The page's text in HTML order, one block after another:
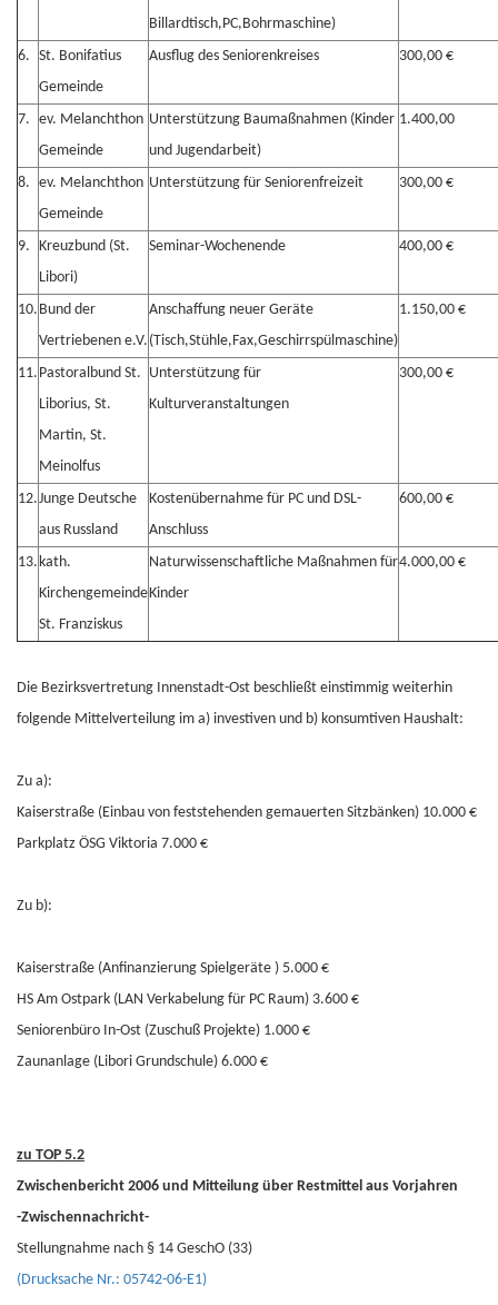
Billardtisch,PC,Bohrmaschine)
6. St. Bonifatius
Gemeinde
Ausflug des Seniorenkreises 300,00 €
7. ev. Melanchthon
Gemeinde
Unterstützung Baumaßnahmen (Kinder
und Jugendarbeit)
1.400,00
8. ev. Melanchthon
Gemeinde
Unterstützung für Seniorenfreizeit 300,00 €
9. Kreuzbund (St.
Libori)
Seminar-Wochenende 400,00 €
10. Bund der
Vertriebenen e.V.
Anschaffung neuer Geräte
(Tisch,Stühle,Fax,Geschirrspülmaschine)
1.150,00 €
11. Pastoralbund St.
Liborius, St.
Martin, St.
Meinolfus
Unterstützung für
Kulturveranstaltungen
300,00 €
12.Junge Deutsche
aus Russland
Kostenübernahme für PC und DSL-
Anschluss
600,00 €
13.kath.
Kirchengemeinde
St. Franziskus
Naturwissenschaftliche Maßnahmen für
Kinder
4.000,00 €
Die Bezirksvertretung Innenstadt-Ost beschließt einstimmig weiterhin
folgende Mittelverteilung im a) investiven und b) konsumtiven Haushalt:
Zu a):
Kaiserstraße (Einbau von feststehenden gemauerten Sitzbänken) 10.000 €
Parkplatz ÖSG Viktoria 7.000 €
Zu b):
Kaiserstraße (Anfinanzierung Spielgeräte ) 5.000 €
HS Am Ostpark (LAN Verkabelung für PC Raum) 3.600 €
Seniorenbüro In-Ost (Zuschuß Projekte) 1.000 €
Zaunanlage (Libori Grundschule) 6.000 €
zu TOP 5.2
Zwischenbericht 2006 und Mitteilung über Restmittel aus Vorjahren
-Zwischennachricht-
Stellungnahme nach § 14 GeschO (33)
(Drucksache Nr.: 05742-06-E1)